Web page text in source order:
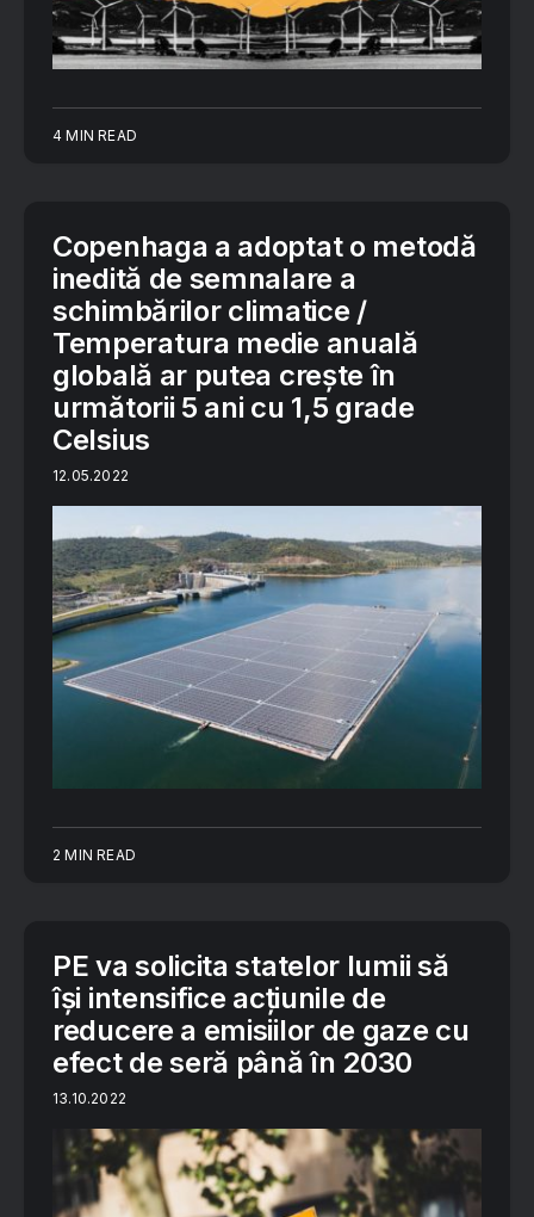
4 MIN READ
Copenhaga a adoptat o metodă
inedită de semnalare a
schimbărilor climatice /
Temperatura medie anuală
globală ar putea crește în
următorii 5 ani cu 1,5 grade
Celsius
12.05.2022
2 MIN READ
PE va solicita statelor lumii să
își intensifice acțiunile de
reducere a emisiilor de gaze cu
efect de seră până în 2030
13.10.2022